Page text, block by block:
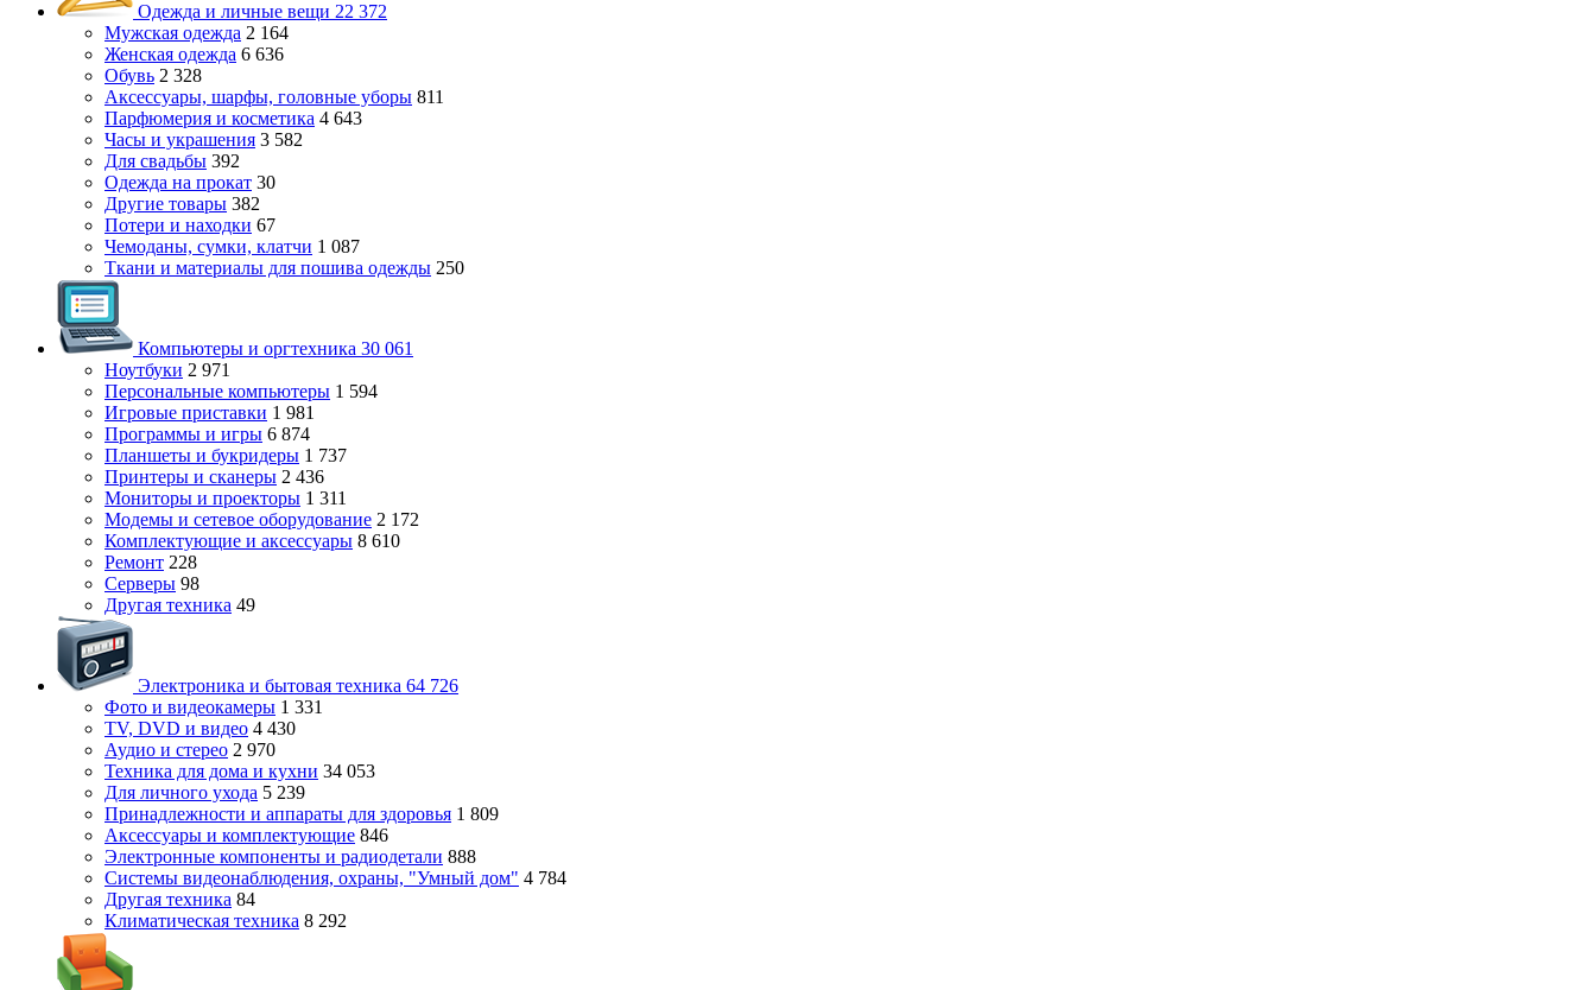
Одежда и личные вещи 22 372
Мужская одежда 2 164
Женская одежда 6 636
Обувь 2 328
Аксессуары, шарфы, головные уборы 811
Парфюмерия и косметика 4 643
Часы и украшения 3 582
Для свадьбы 392
Одежда на прокат 30
Другие товары 382
Потери и находки 67
Чемоданы, сумки, клатчи 1 087
Ткани и материалы для пошива одежды 250
Компьютеры и оргтехника 30 061
Ноутбуки 2 971
Персональные компьютеры 1 594
Игровые приставки 1 981
Программы и игры 6 874
Планшеты и букридеры 1 737
Принтеры и сканеры 2 436
Мониторы и проекторы 1 311
Модемы и сетевое оборудование 2 172
Комплектующие и аксессуары 8 610
Ремонт 228
Серверы 98
Другая техника 49
Электроника и бытовая техника 64 726
Фото и видеокамеры 1 331
TV, DVD и видео 4 430
Аудио и стерео 2 970
Техника для дома и кухни 34 053
Для личного ухода 5 239
Принадлежности и аппараты для здоровья 1 809
Аксессуары и комплектующие 846
Электронные компоненты и радиодетали 888
Системы видеонаблюдения, охраны, "Умный дом" 4 784
Другая техника 84
Климатическая техника 8 292